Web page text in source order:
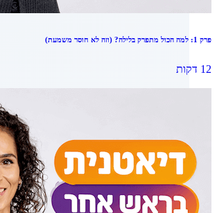
פרק 1: למה הכול מתפרק בלילה? (וזה לא חוסר משמעת)
12 דקות